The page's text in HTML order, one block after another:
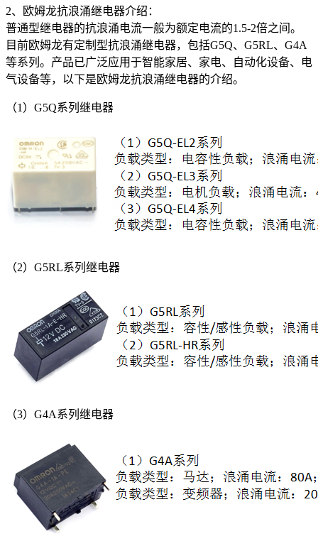
2、欧姆龙抗浪涌继电器介绍：
普通型继电器的抗浪涌电流一般为额定电流的1.5-2倍之间。
目前欧姆龙有定制型抗浪涌继电器，包括G5Q、G5RL、G4A
等系列。产品已广泛应用于智能家居、家电、自动化设备、电
气设备等，以下是欧姆龙抗浪涌继电器的介绍。
（1）G5Q系列继电器
（2）G5RL系列继电器
（3）G4A系列继电器